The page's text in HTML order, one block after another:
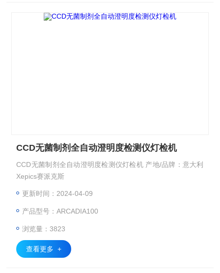
CCD无菌制剂全自动澄明度检测仪灯检机
CCD无菌制剂全自动澄明度检测仪灯检机 产地/品牌：意大利
Xepics赛派克斯
更新时间：2024-04-09
产品型号：ARCADIA100
浏览量：3823
查看更多 +